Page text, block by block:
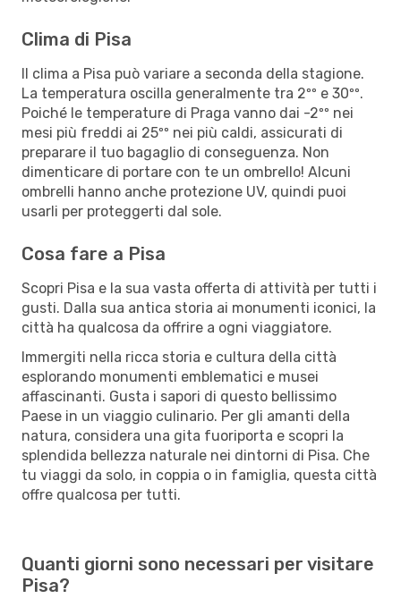
Clima di Pisa
Il clima a Pisa può variare a seconda della stagione.
La temperatura oscilla generalmente tra 2ºº e 30ºº.
Poiché le temperature di Praga vanno dai -2ºº nei
mesi più freddi ai 25ºº nei più caldi, assicurati di
preparare il tuo bagaglio di conseguenza. Non
dimenticare di portare con te un ombrello! Alcuni
ombrelli hanno anche protezione UV, quindi puoi
usarli per proteggerti dal sole.
Cosa fare a Pisa
Scopri Pisa e la sua vasta offerta di attività per tutti i
gusti. Dalla sua antica storia ai monumenti iconici, la
città ha qualcosa da offrire a ogni viaggiatore.
Immergiti nella ricca storia e cultura della città
esplorando monumenti emblematici e musei
affascinanti. Gusta i sapori di questo bellissimo
Paese in un viaggio culinario. Per gli amanti della
natura, considera una gita fuoriporta e scopri la
splendida bellezza naturale nei dintorni di Pisa. Che
tu viaggi da solo, in coppia o in famiglia, questa città
offre qualcosa per tutti.
Quanti giorni sono necessari per visitare
Pisa?